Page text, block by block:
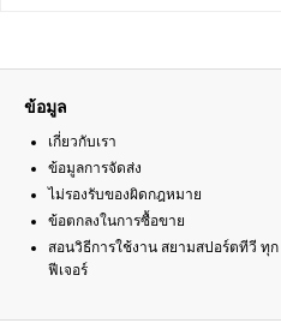
ข้อมูล
เกี่ยวกับเรา
ข้อมูลการจัดส่ง
ไม่รองรับของผิดกฎหมาย
ข้อตกลงในการซื้อขาย
สอนวิธีการใช้งาน สยามสปอร์ตทีวี ทุก
ฟีเจอร์